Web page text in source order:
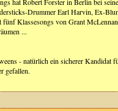
Drummer Earl Harvin, Ex-
Klassesongs von Grant
...
- natürlich ein sicherer Kandidat
gefallen.